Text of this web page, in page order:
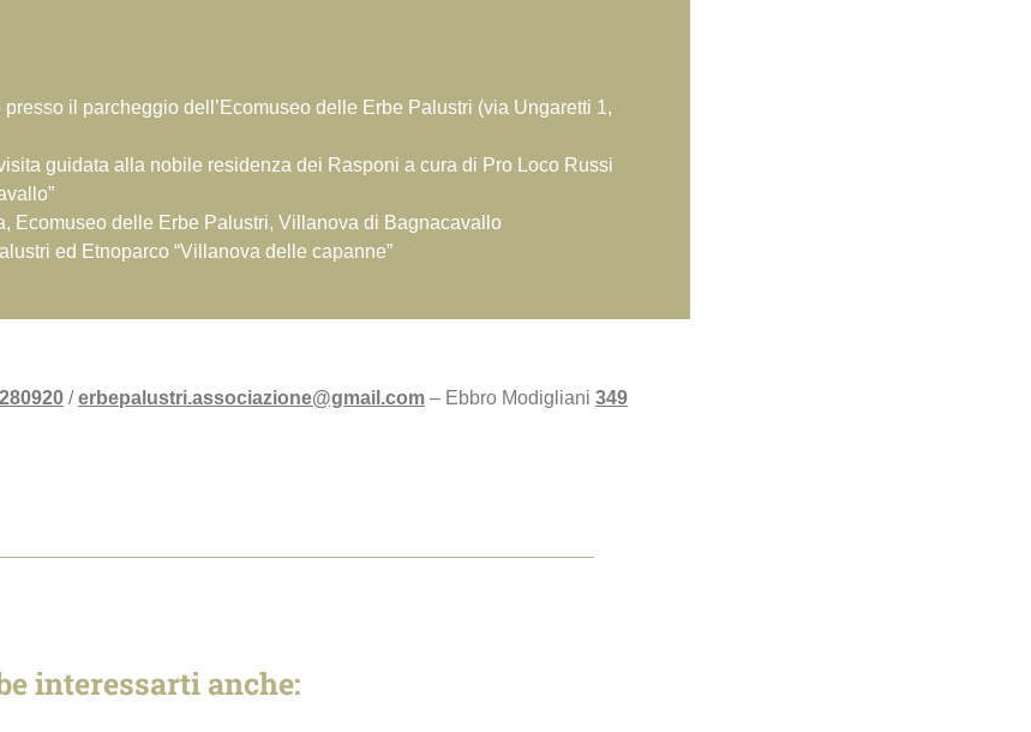
il parcheggio dell’Ecomuseo delle Erbe Palustri (via Ungaretti 1,
guidata alla nobile residenza dei Rasponi a cura di Pro Loco Russi
Ecomuseo delle Erbe Palustri, Villanova di Bagnacavallo
ed Etnoparco “Villanova delle capanne”
/erbepalustri.associazione@gmail.com – Ebbro Modigliani 349
interessarti anche: